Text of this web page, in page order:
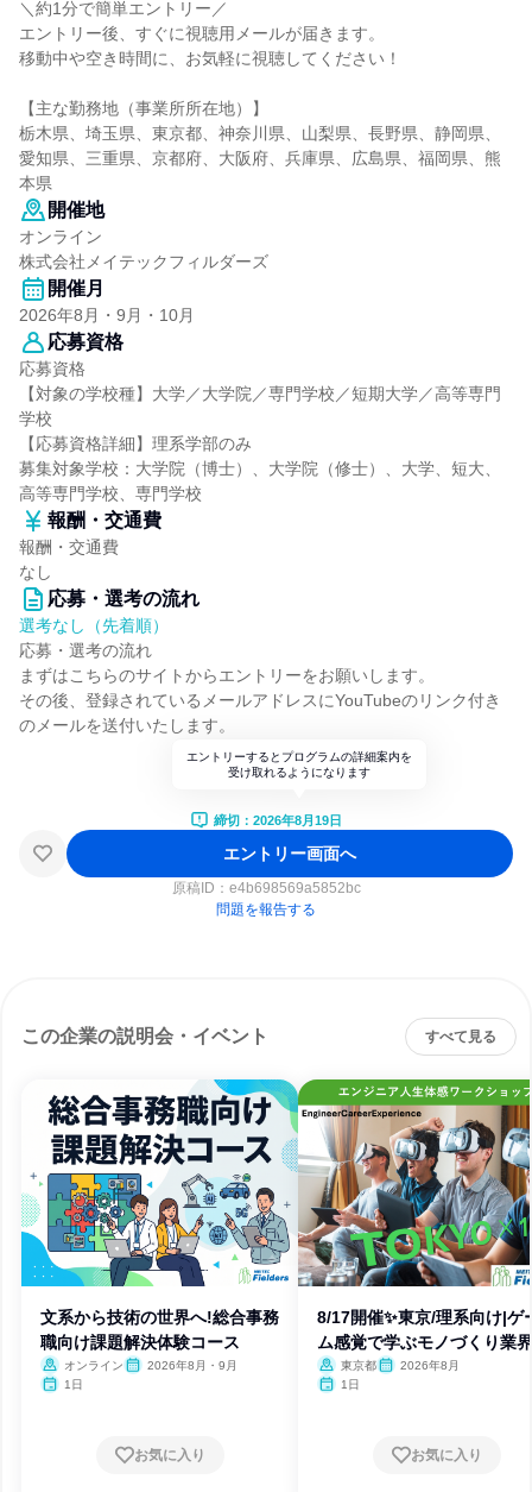
＼約1分で簡単エントリー／
エントリー後、すぐに視聴用メールが届きます。
移動中や空き時間に、お気軽に視聴してください！
【主な勤務地（事業所所在地）】
栃木県、埼玉県、東京都、神奈川県、山梨県、長野県、静岡県、
愛知県、三重県、京都府、大阪府、兵庫県、広島県、福岡県、熊
本県
開催地
オンライン
株式会社メイテックフィルダーズ
開催月
2026年8月・9月・10月
応募資格
応募資格
【対象の学校種】大学／大学院／専門学校／短期大学／高等専門
学校
【応募資格詳細】理系学部のみ
募集対象学校：大学院（博士）、大学院（修士）、大学、短大、
高等専門学校、専門学校
報酬・交通費
報酬・交通費
なし
応募・選考の流れ
選考なし（先着順）
応募・選考の流れ
まずはこちらのサイトからエントリーをお願いします。
その後、登録されているメールアドレスにYouTubeのリンク付き
のメールを送付いたします。
エントリーするとプログラムの詳細案内を
受け取れるようになります
締切：2026年8月19日
エントリー画面へ
原稿ID： e4b698569a5852bc
問題を報告する
この企業の説明会・イベント すべて見る
文系から技術の世界へ!総合事務
職向け課題解決体験コース
オンライン
2026年8月・9月
1日
お気に入り
8/17開催✨東京/理系向け|ゲ
ム感覚で学ぶモノづくり業界
東京都
2026年8月
1日
お気に入り